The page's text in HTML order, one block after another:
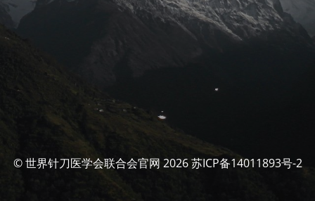
© 世界针刀医学会联合会官网 2026 苏ICP备14011893号-2